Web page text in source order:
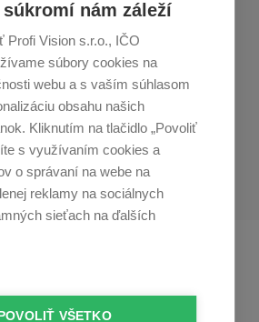
súkromí nám záleží
Profi Vision s.r.o., IČO
súbory cookies na
webu a s vaším súhlasom
obsahu našich
Kliknutím na tlačidlo „Povoliť
s využívaním cookies a
o správaní na webe na
reklamy na sociálnych
sieťach na ďalších
POVOLIŤ VŠETKO
predstavujeme